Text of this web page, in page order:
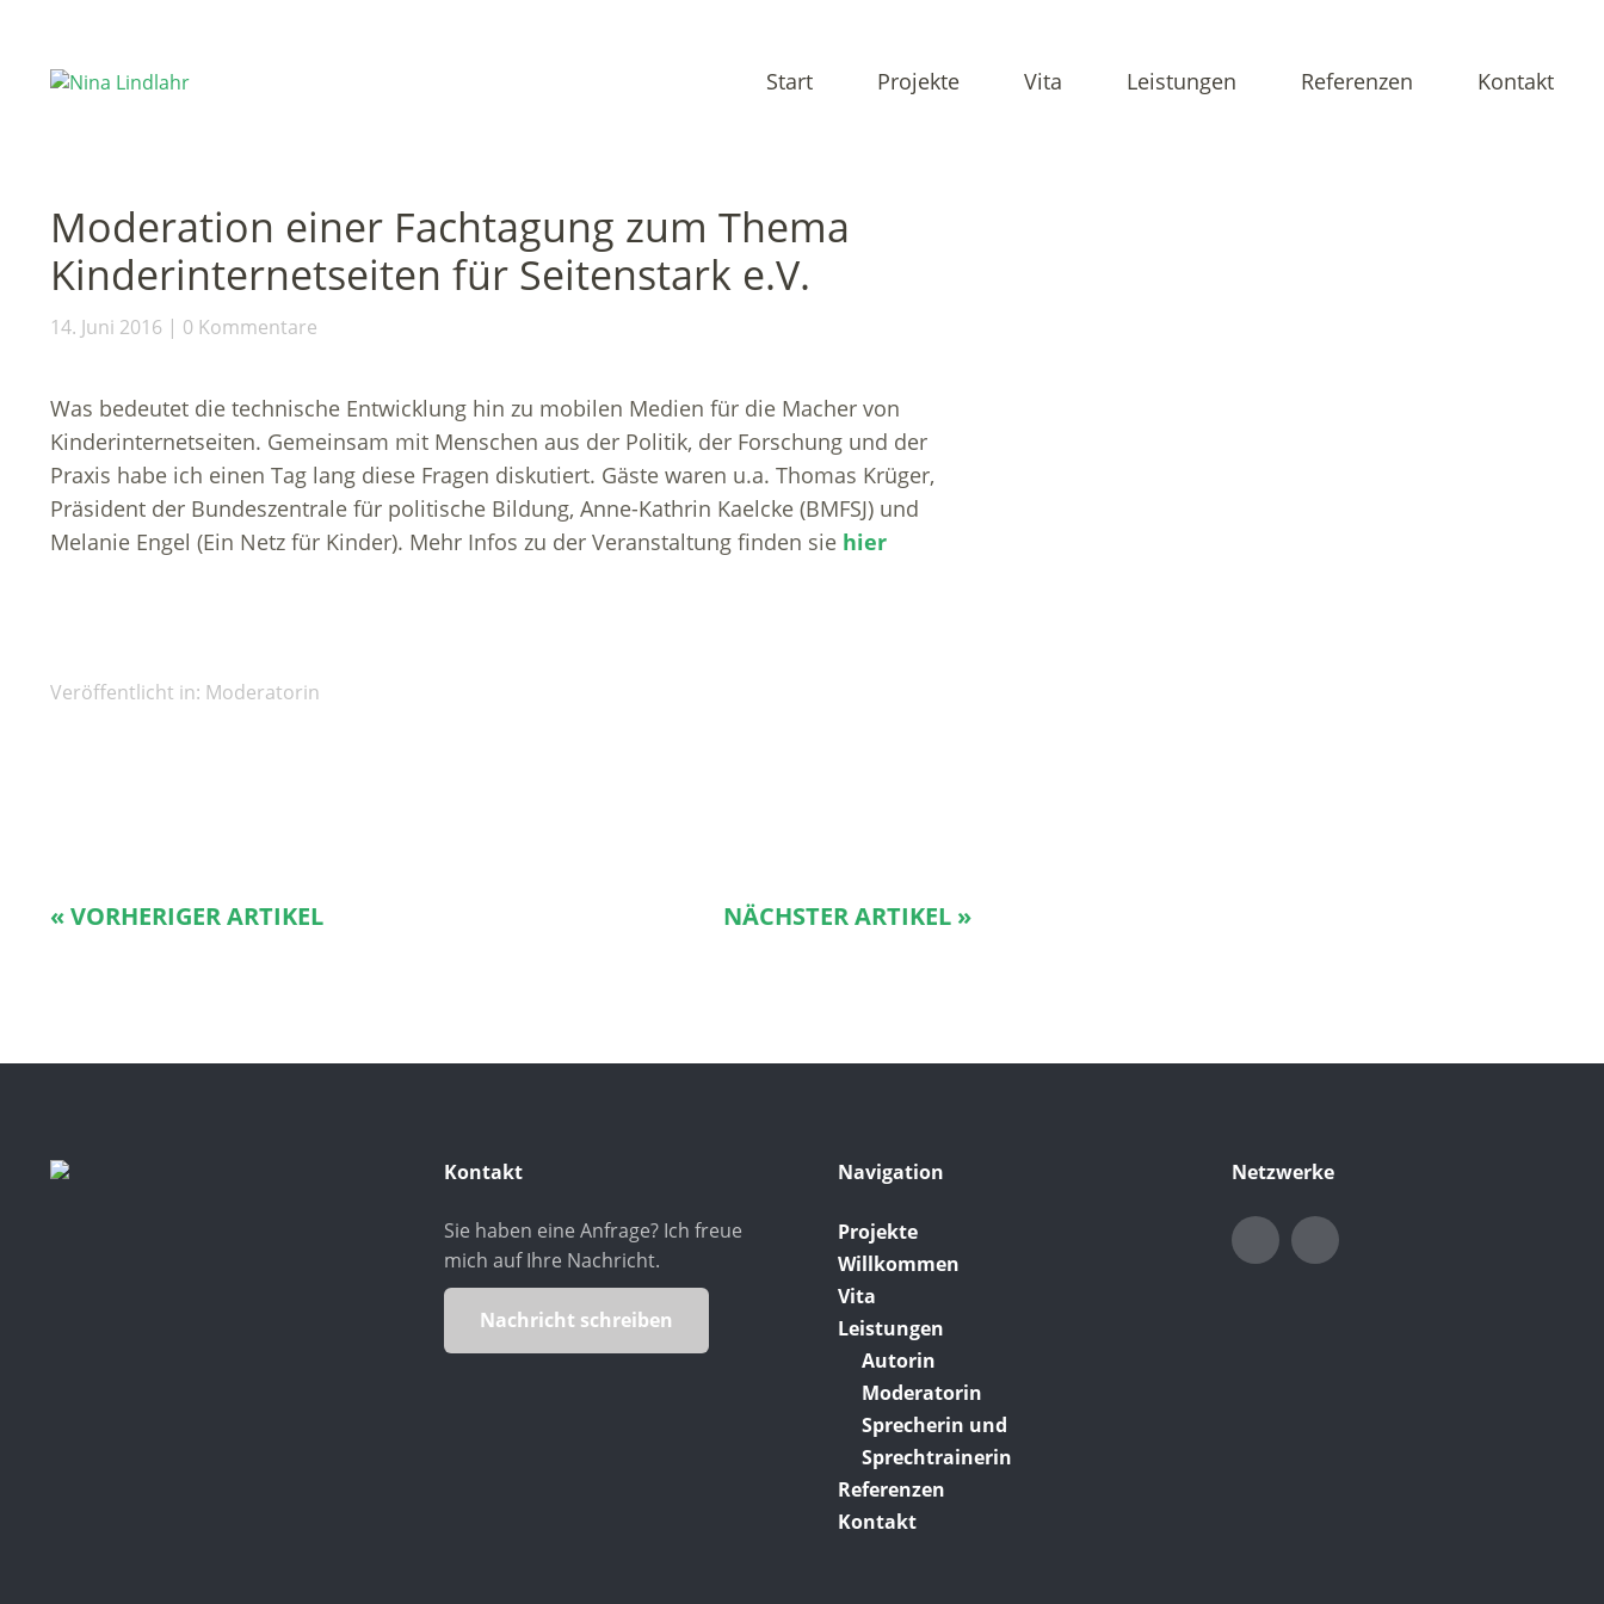
Start Projekte Vita Leistungen Referenzen Kontakt
Moderation einer Fachtagung zum Thema
Kinderinternetseiten für Seitenstark e.V.
14. Juni 2016 0 Kommentare
Was bedeutet die technische Entwicklung hin zu mobilen Medien für die Macher von
Kinderinternetseiten. Gemeinsam mit Menschen aus der Politik, der Forschung und der
Praxis habe ich einen Tag lang diese Fragen diskutiert. Gäste waren u.a. Thomas Krüger,
Präsident der Bundeszentrale für politische Bildung, Anne-Kathrin Kaelcke (BMFSJ) und
Melanie Engel (Ein Netz für Kinder). Mehr Infos zu der Veranstaltung finden sie hier
Veröffentlicht in: Moderatorin
NÄCHSTER ARTIKEL »
« VORHERIGER ARTIKEL
Kontakt
Sie haben eine Anfrage? Ich freue
mich auf Ihre Nachricht.
Nachricht schreiben
Navigation
Projekte
Willkommen
Vita
Leistungen
Autorin
Moderatorin
Sprecherin und
Sprechtrainerin
Referenzen
Kontakt
Netzwerke
LinkedIn